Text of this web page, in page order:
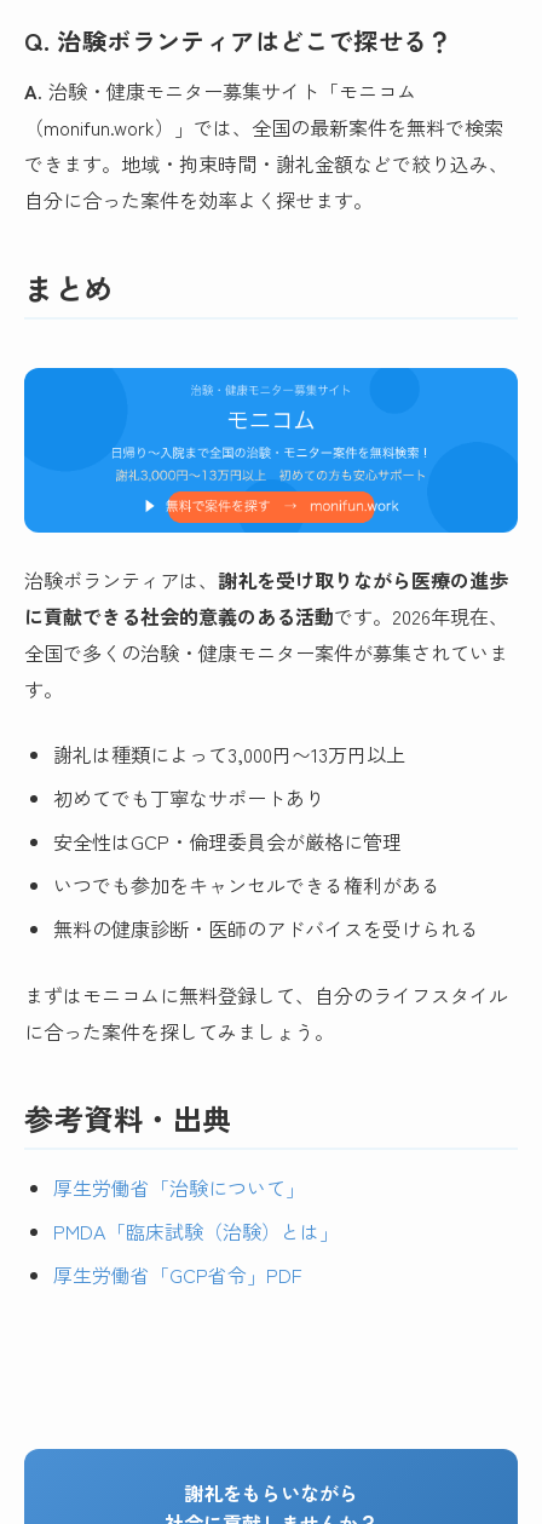
Q. 治験ボランティアはどこで探せる？
A. 治験・健康モニター募集サイト「モニコム
（monifun.work）」では、全国の最新案件を無料で検索
できます。地域・拘束時間・謝礼金額などで絞り込み、
自分に合った案件を効率よく探せます。
まとめ
治験ボランティアは、謝礼を受け取りながら医療の進歩
に貢献できる社会的意義のある活動です。2026年現在、
全国で多くの治験・健康モニター案件が募集されていま
す。
謝礼は種類によって3,000円〜13万円以上
初めてでも丁寧なサポートあり
安全性はGCP・倫理委員会が厳格に管理
いつでも参加をキャンセルできる権利がある
無料の健康診断・医師のアドバイスを受けられる
まずはモニコムに無料登録して、自分のライフスタイル
に合った案件を探してみましょう。
参考資料・出典
厚生労働省「治験について」
PMDA「臨床試験（治験）とは」
厚生労働省「GCP省令」PDF
謝礼をもらいながら